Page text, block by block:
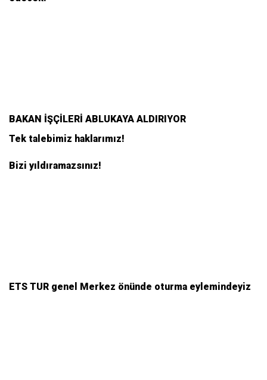
BAKAN İŞÇİLERİ ABLUKAYA ALDIRIYOR
Tek talebimiz haklarımız!
Bizi yıldıramazsınız!
ETS TUR genel Merkez önünde oturma eylemindeyiz